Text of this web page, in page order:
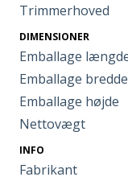
Trimmerhoved
DIMENSIONER
Emballage
Emballage bredde
Emballage højde
Nettovægt
INFO
Fabrikant